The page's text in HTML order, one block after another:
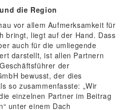
die Region
vor allem Aufmerksamkeit für
bringt, liegt auf der Hand. Dass
auch für die umliegende
darstellt, ist allen Partnern
der
bewusst, der dies
so zusammenfasste: „Wir
einzelnen Partner im Beitrag
unter einem Dach